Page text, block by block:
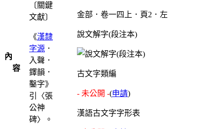
內
容
〔關鍵
文獻〕
《漢隸
字源 ．
入聲．
鐸韻．
鑿字》
引〈張
公神
碑〉。
金部．卷一四上．頁2．左
說文解字(段注本)
古文字類編
- 未公開 -(申請)
漢語古文字字形表